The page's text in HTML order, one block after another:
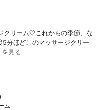
クリーム🤍これからの季節、な
分ほどこのマッサージクリー
を見る
ム